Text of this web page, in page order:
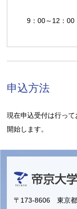
9：00～12：00
申込方法
現在申込受付は行っ
開始します。
〒173-8606 東京